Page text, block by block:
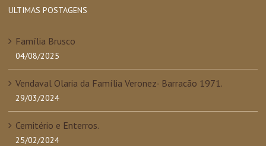
ULTIMAS POSTAGENS
Família Brusco
04/08/2025
Vendaval Olaria da Família Veronez- Barracão 1971.
29/03/2024
Cemitério e Enterros.
25/02/2024